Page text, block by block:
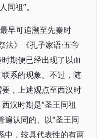
同祖”。
早可追溯至先秦时
法》《孔子家语·五帝
期便已经出现了以血
系的现象。不过，随
，上述观点至西汉时
汉时期是“圣王同祖
遍认同的、以“圣王同
中，较具代表性的有两